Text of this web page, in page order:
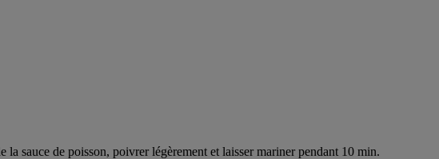
sauce de poisson, poivrer légèrement et laisser mariner pendant 10 min.